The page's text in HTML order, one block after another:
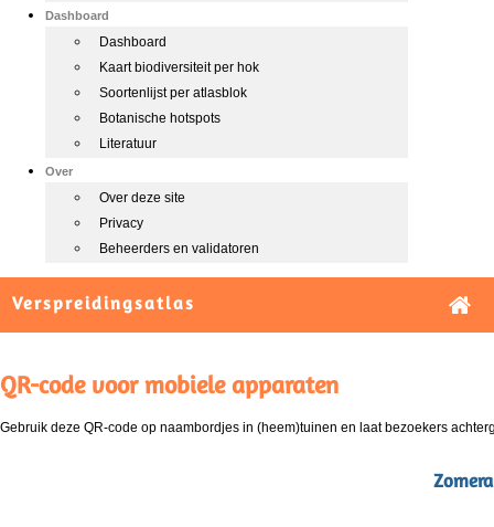
Dashboard
Dashboard
Kaart biodiversiteit per hok
Soortenlijst per atlasblok
Botanische hotspots
Literatuur
Over
Over deze site
Privacy
Beheerders en validatoren
Verspreidingsatlas
QR-code voor mobiele apparaten
Gebruik deze QR-code op naambordjes in (heem)tuinen en laat bezoekers